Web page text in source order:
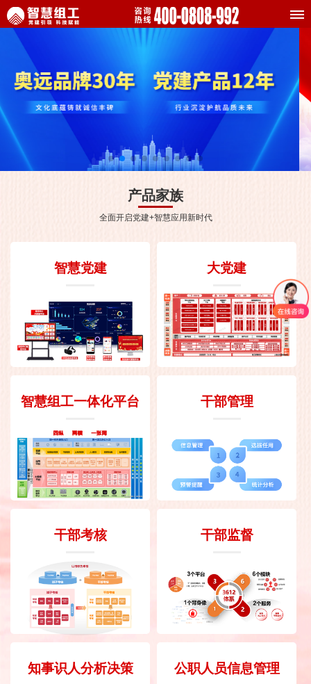
产品家族
全面开启党建+智慧应用新时代
智慧党建 大党建
智慧组工一体化平台 干部管理
干部考核 干部监督
知事识人分析决策 公职人员信息管理